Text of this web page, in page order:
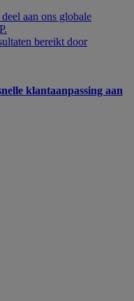
aan ons globale
bereikt door
klantaanpassing aan